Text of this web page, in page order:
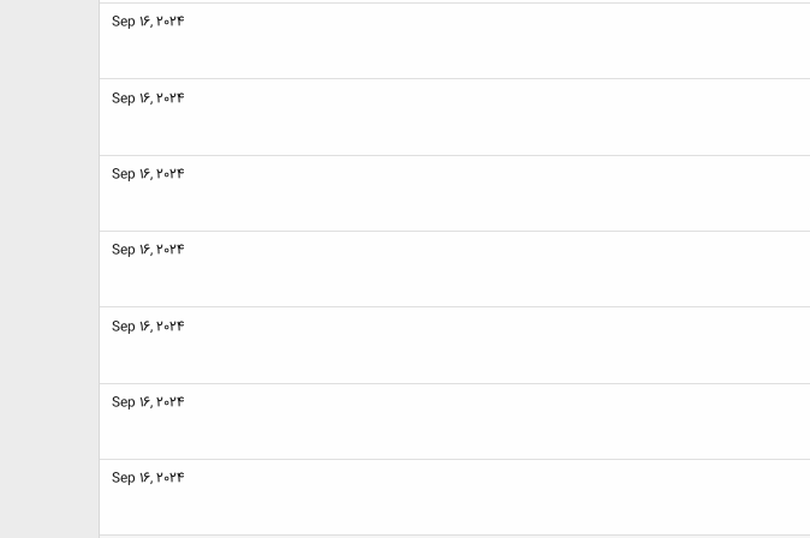
Sep 16, 2024
Sep 16, 2024
Sep 16, 2024
Sep 16, 2024
Sep 16, 2024
Sep 16, 2024
Sep 16, 2024